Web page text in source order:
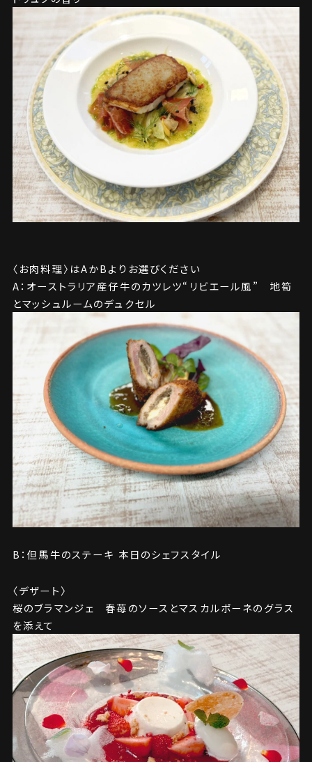
〈お肉料理〉はAかBよりお選びください
A：オーストラリア産仔牛のカツレツ“リビエール風” 地筍
とマッシュルームのデュクセル
B：但馬牛のステーキ 本日のシェフスタイル
〈デザート〉
桜のブラマンジェ 春苺のソースとマスカルポーネのグラス
を添えて